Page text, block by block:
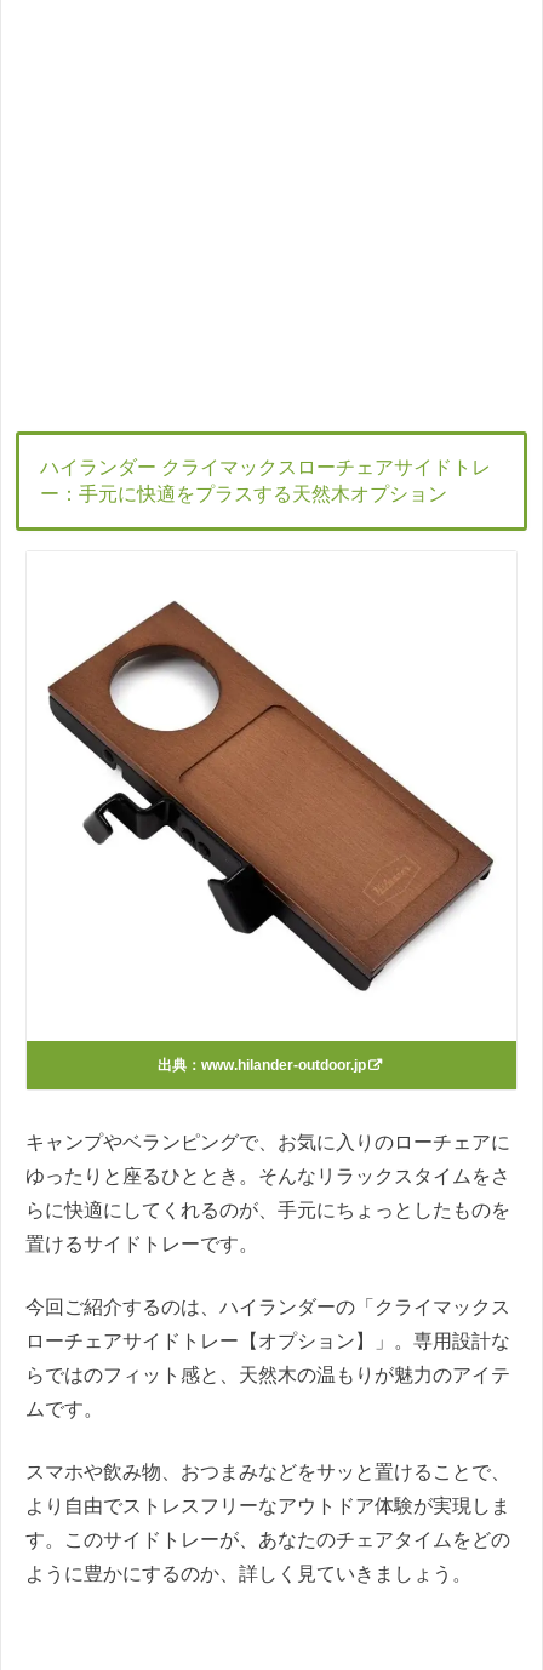
ハイランダー クライマックスローチェアサイドトレ
ー：手元に快適をプラスする天然木オプション
出典： www.hilander-outdoor.jp
キャンプやベランピングで、お気に入りのローチェアに
ゆったりと座るひととき。そんなリラックスタイムをさ
らに快適にしてくれるのが、手元にちょっとしたものを
置けるサイドトレーです。
今回ご紹介するのは、ハイランダーの「クライマックス
ローチェアサイドトレー【オプション】」。専用設計な
らではのフィット感と、天然木の温もりが魅力のアイテ
ムです。
スマホや飲み物、おつまみなどをサッと置けることで、
より自由でストレスフリーなアウトドア体験が実現しま
す。このサイドトレーが、あなたのチェアタイムをどの
ように豊かにするのか、詳しく見ていきましょう。